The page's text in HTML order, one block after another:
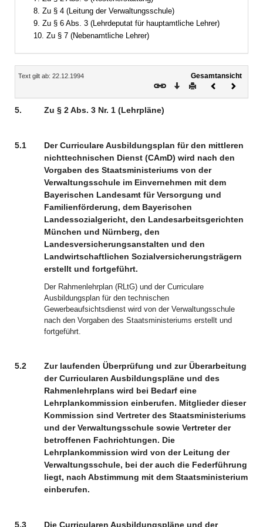
8. Zu § 4 (Leitung der Verwaltungsschule)
9. Zu § 6 Abs. 3 (Lehrdeputat für hauptamtliche Lehrer)
10. Zu § 7 (Nebenamtliche Lehrer)
Inhalt
Text gilt ab: 22.12.1994
Gesamtansicht
Download
DruckenVorheriges
5. Zu § 2 Abs. 3 Nr. 1 (Lehrpläne)
5.1
Der Curriculare Ausbildungsplan für den mittleren
nichttechnischen Dienst (CAmD) wird nach den
Vorgaben des Staatsministeriums von der
Verwaltungsschule im Einvernehmen mit dem
Bayerischen Landesamt für Versorgung und
Familienförderung, dem Bayerischen
Landessozialgericht, den Landesarbeitsgerichten
München und Nürnberg, den
Landesversicherungsanstalten und den
Landwirtschaftlichen Sozialversicherungsträgern
erstellt und fortgeführt.
Der Rahmenlehrplan (RLtG) und der Curriculare
Ausbildungsplan für den technischen
Gewerbeaufsichtsdienst wird von der Verwaltungsschule
nach den Vorgaben des Staatsministeriums erstellt und
fortgeführt.
5.2
Zur laufenden Überprüfung und zur Überarbeitung
der Curricularen Ausbildungspläne und des
Rahmenlehrplans wird bei Bedarf eine
Lehrplankommission einberufen. Mitglieder dieser
Kommission sind Vertreter des Staatsministeriums
und der Verwaltungsschule sowie Vertreter der
betroffenen Fachrichtungen. Die
Lehrplankommission wird von der Leitung der
Verwaltungsschule, bei der auch die Federführung
liegt, nach Abstimmung mit dem Staatsministerium
einberufen.
5.3 Die Curricularen Ausbildungspläne und der